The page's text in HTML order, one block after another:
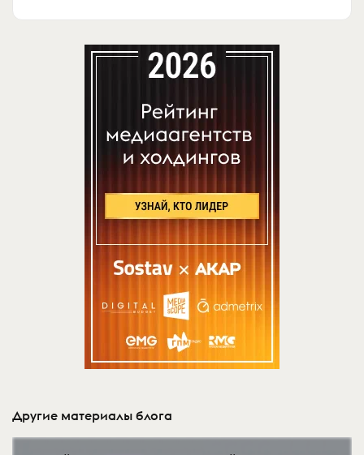
Другие материалы блога